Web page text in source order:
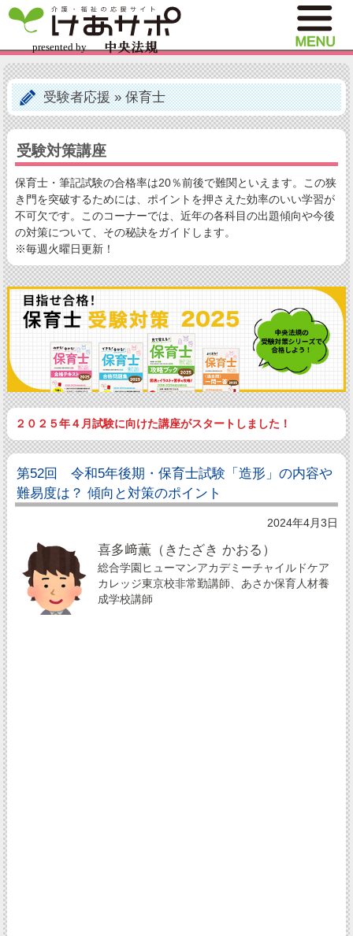
受験者応援»保育士
受験対策講座
保育士・筆記試験の合格率は20％前後で難関といえます。この狭
き門を突破するためには、ポイントを押さえた効率のいい学習が
不可欠です。このコーナーでは、近年の各科目の出題傾向や今後
の対策について、その秘訣をガイドします。
※毎週火曜日更新！
２０２５年４月試験に向けた講座がスタートしました！
第52回 令和5年後期・保育士試験「造形」の内容や
難易度は？ 傾向と対策のポイント
2024年4月3日
喜多﨑薫（きたざき かおる）
総合学園ヒューマンアカデミーチャイルドケア
カレッジ東京校非常勤講師、あさか保育人材養
成学校講師